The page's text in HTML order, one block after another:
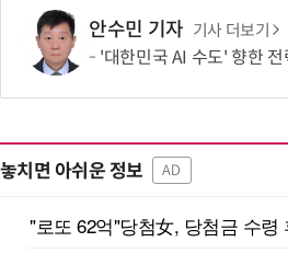
안수민 기자 기사 더보기
'대한민국 AI 수도' 향한 전력·수력·인력 혁신 시
놓치면 아쉬운 정보 AD